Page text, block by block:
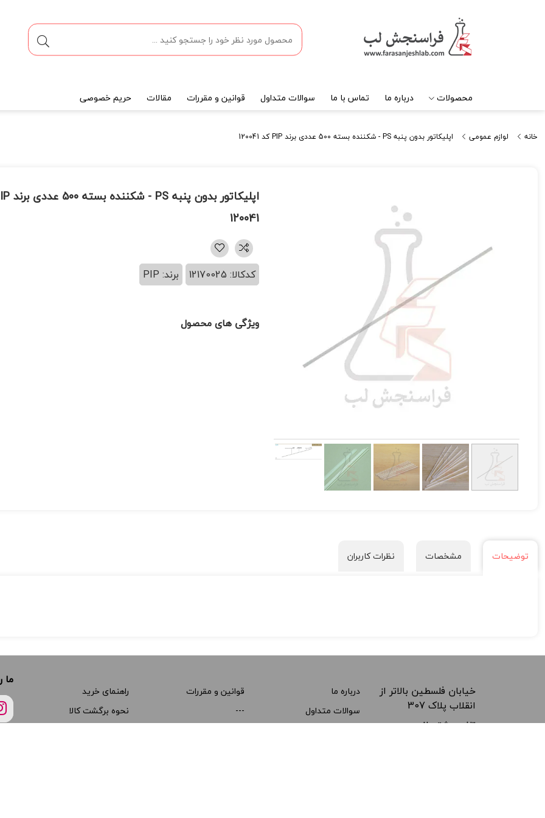
محصولات درباره ما تماس با ما سوالات متداول قوانین و مقررات مقالات حریم خصوصی
خانه لوازم عمومی اپلیکاتور بدون پنبه PS - شکننده بسته 500 عددی برند PIP کد 120041
120041
کدکالا: 12170025 برند: PIP
ویژگی های محصول
توضیحات مشخصات نظرات کاربران
خیابان فلسطین بالاتر از
انقلاب پلاک 307
تلفن پشتیبانی:
درباره ما
سوالات متداول
قوانین و مقررات
---
راهنمای خرید
نحوه برگشت کالا
ما